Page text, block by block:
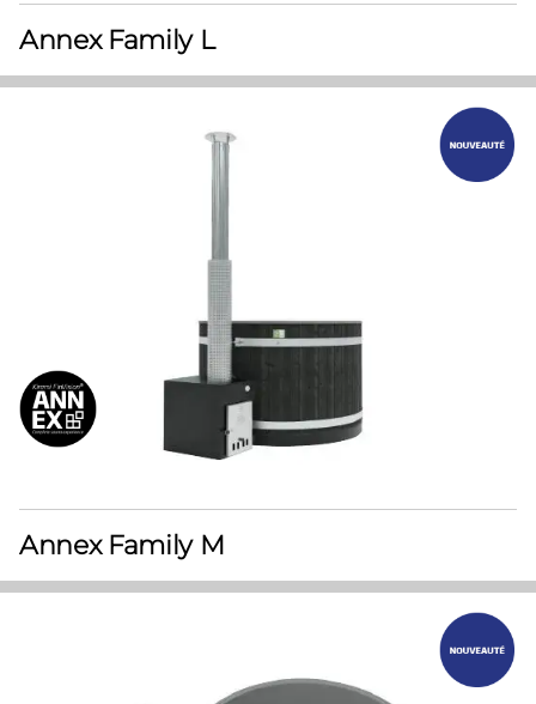
Annex Family L
Annex Family M